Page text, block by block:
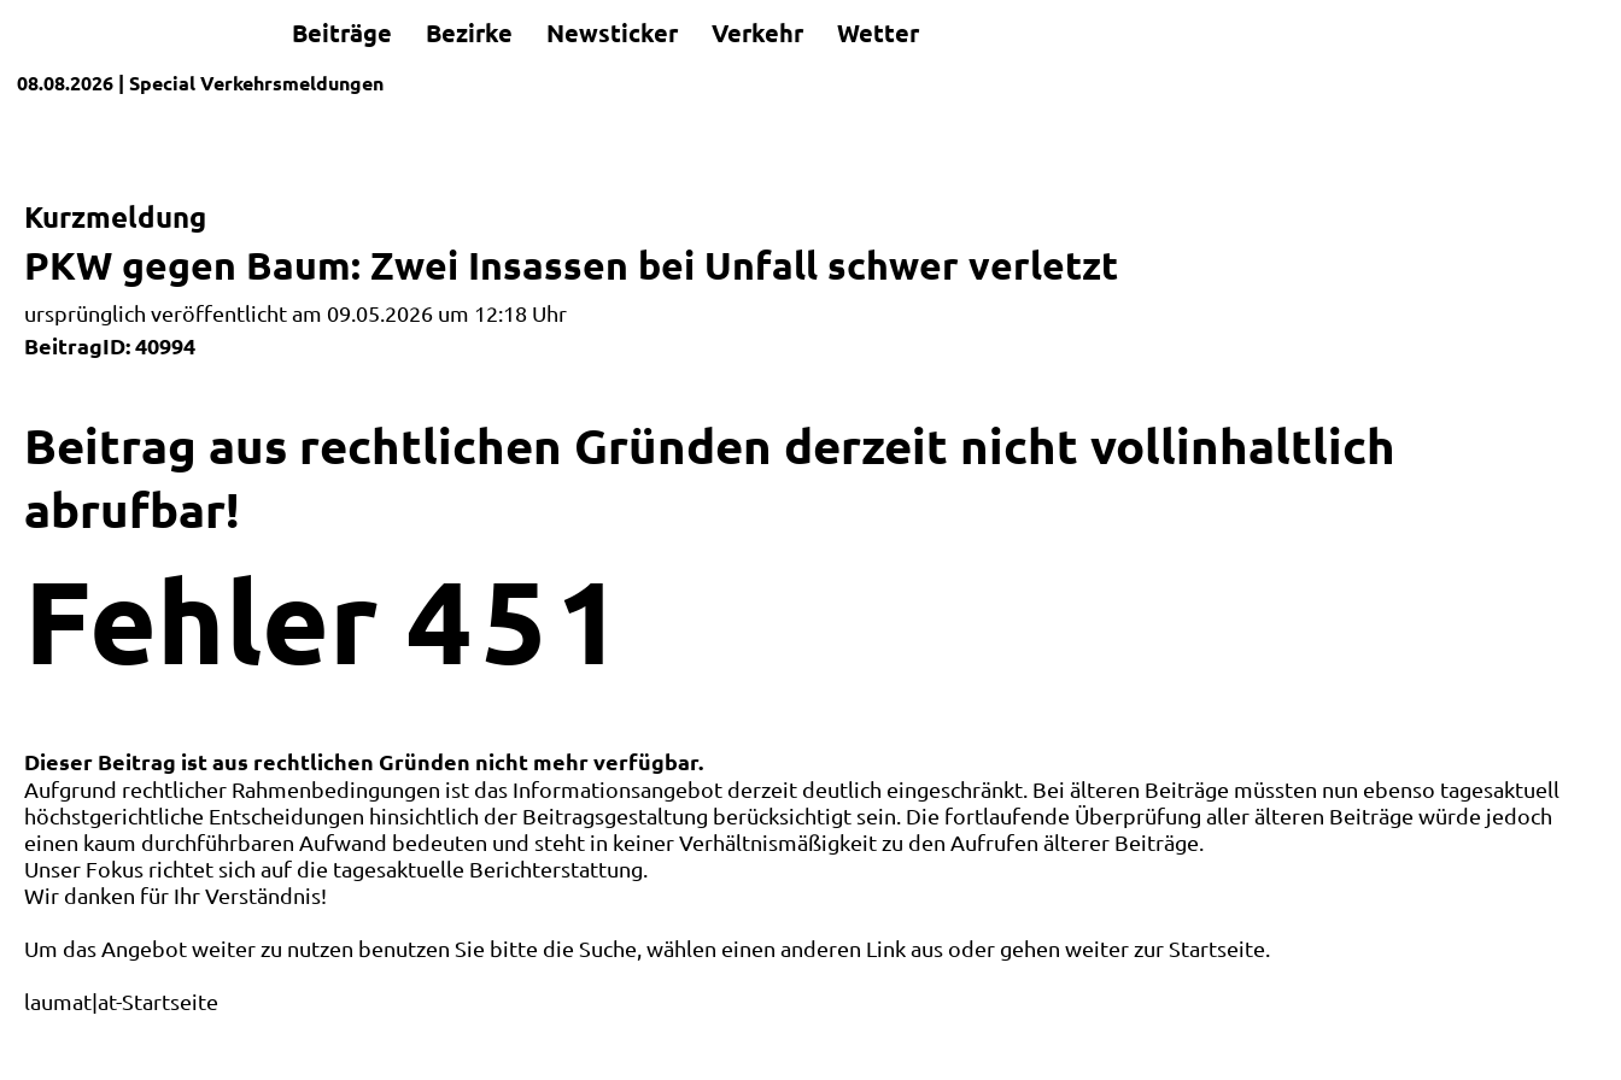
Beiträge Bezirke Newsticker Verkehr Wetter
08.08.2026 | SpecialVerkehrsmeldungen
Kurzmeldung
PKW gegen Baum: Zwei Insassen bei Unfall schwer verletzt
ursprünglich veröffentlicht am 09.05.2026 um 12:18 Uhr
BeitragID: 40994
Beitrag aus rechtlichen Gründen derzeit nicht vollinhaltlich
abrufbar!
Fehler 4 5 1
Dieser Beitrag ist aus rechtlichen Gründen nicht mehr verfügbar.
Aufgrund rechtlicher Rahmenbedingungen ist das Informationsangebot derzeit deutlich eingeschränkt. Bei älteren Beiträge müssten nun ebenso tagesaktuell
höchstgerichtliche Entscheidungen hinsichtlich der Beitragsgestaltung berücksichtigt sein. Die fortlaufende Überprüfung aller älteren Beiträge würde jedoch
einen kaum durchführbaren Aufwand bedeuten und steht in keiner Verhältnismäßigkeit zu den Aufrufen älterer Beiträge.
Unser Fokus richtet sich auf die tagesaktuelle Berichterstattung.
Wir danken für Ihr Verständnis!
Um das Angebot weiter zu nutzen benutzen Sie bitte die Suche, wählen einen anderen Link aus oder gehen weiter zur Startseite.
laumat|at-Startseite